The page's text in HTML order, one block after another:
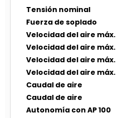
Tensión nominal
Fuerza de soplado
Velocidad del aire máx.
Velocidad del aire máx.
Velocidad del aire máx.
Velocidad del aire máx.
Caudal de aire
Caudal de aire
Autonomía con AP 100